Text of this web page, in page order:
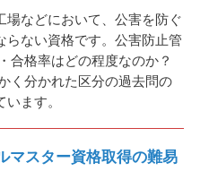
場などにおいて、公害を防ぐ
らない資格です。公害防止管
合格率はどの程度なのか？
く分かれた区分の過去問の
ます。
マスター資格取得の難易